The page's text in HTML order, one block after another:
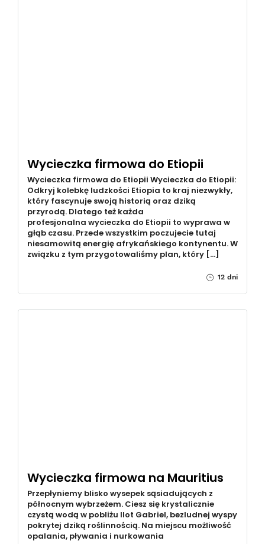
Wycieczka firmowa do Etiopii
Wycieczka firmowa do Etiopii Wycieczka do Etiopii:
Odkryj kolebkę ludzkości Etiopia to kraj niezwykły,
który fascynuje swoją historią oraz dziką
przyrodą. Dlatego też każda
profesjonalna wycieczka do Etiopii to wyprawa w
głąb czasu. Przede wszystkim poczujecie tutaj
niesamowitą energię afrykańskiego kontynentu. W
związku z tym przygotowaliśmy plan, który […]
12 dni
Wycieczka firmowa na Mauritius
Przepłyniemy blisko wysepek sąsiadujących z
północnym wybrzeżem. Ciesz się krystalicznie
czystą wodą w pobliżu Ilot Gabriel, bezludnej wyspy
pokrytej dziką roślinnością. Na miejscu możliwość
opalania, pływania i nurkowania